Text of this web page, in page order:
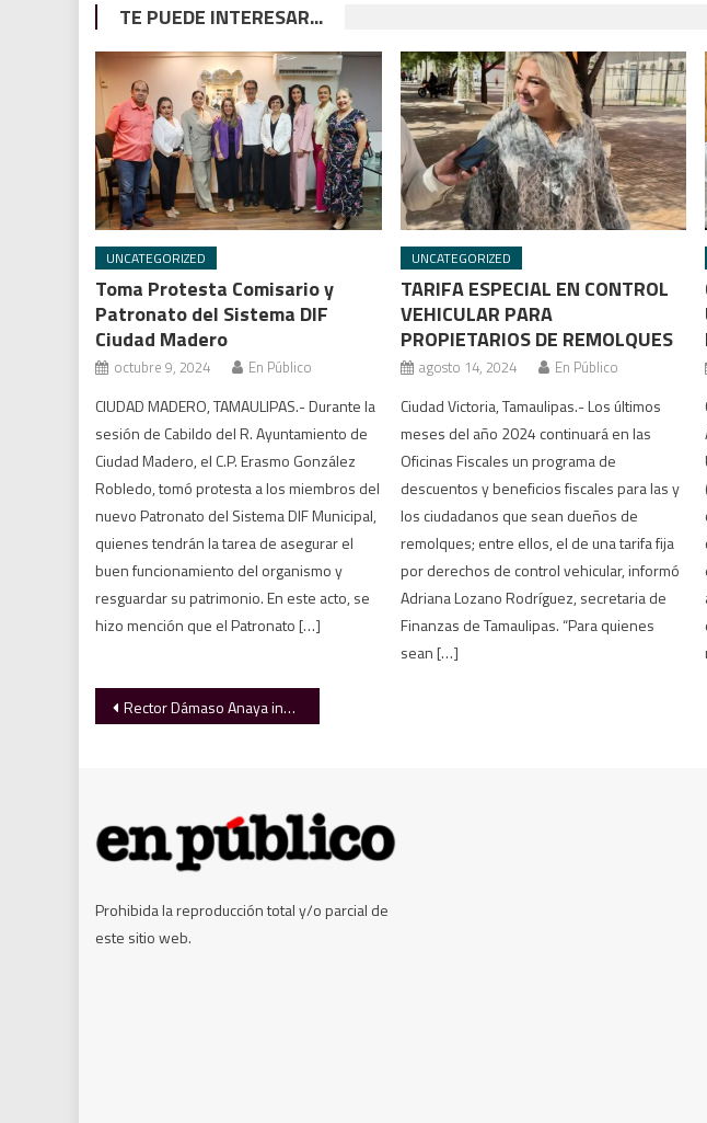
TE PUEDE INTERESAR...
UNCATEGORIZED
Toma Protesta Comisario y
Patronato del Sistema DIF
Ciudad Madero
octubre 9, 2024 En Público
CIUDAD MADERO, TAMAULIPAS.- Durante la
sesión de Cabildo del R. Ayuntamiento de
Ciudad Madero, el C.P. Erasmo González
Robledo, tomó protesta a los miembros del
nuevo Patronato del Sistema DIF Municipal,
quienes tendrán la tarea de asegurar el
buen funcionamiento del organismo y
resguardar su patrimonio. En este acto, se
hizo mención que el Patronato […]
UNCATEGORIZED
TARIFA ESPECIAL EN CONTROL
VEHICULAR PARA
PROPIETARIOS DE REMOLQUES
agosto 14, 2024 En Público
Ciudad Victoria, Tamaulipas.- Los últimos
meses del año 2024 continuará en las
Oficinas Fiscales un programa de
descuentos y beneficios fiscales para las y
los ciudadanos que sean dueños de
remolques; entre ellos, el de una tarifa fija
por derechos de control vehicular, informó
Adriana Lozano Rodríguez, secretaria de
Finanzas de Tamaulipas. “Para quienes
sean […]
Navegación
Rector Dámaso Anaya inaugura en la UAT temporada 2024 de la ONEFA
Prohibida la reproducción total y/o parcial de
este sitio web.